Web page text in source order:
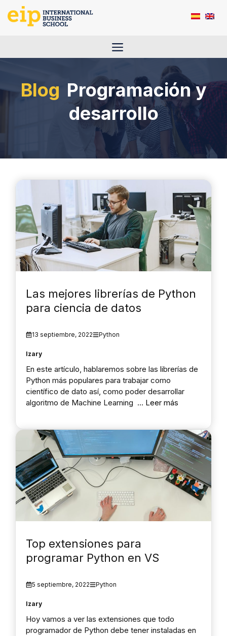
Saltar
Menú
Programación y
desarrollo
Las mejores librerías de Python
para ciencia de datos
13 septiembre, 2022 Python
Izary
En este artículo, hablaremos sobre las librerías de
Python más populares para trabajar como
científico de dato así, como poder desarrollar
algoritmo de Machine Learning … Leer más
Top extensiones para
programar Python en VS
5 septiembre, 2022 Python
Izary
Hoy vamos a ver las extensiones que todo
programador de Python debe tener instaladas en